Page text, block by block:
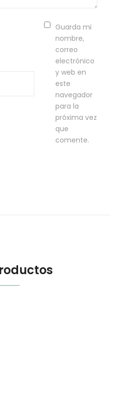
Guarda mi
nombre,
correo
electrónico
y web en
este
navegador
para la
próxima vez
que
comente.